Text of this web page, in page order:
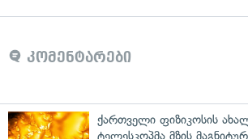
კომენტარები
ქართველი ფიზიკოსის
ტელესკოპმა მზის